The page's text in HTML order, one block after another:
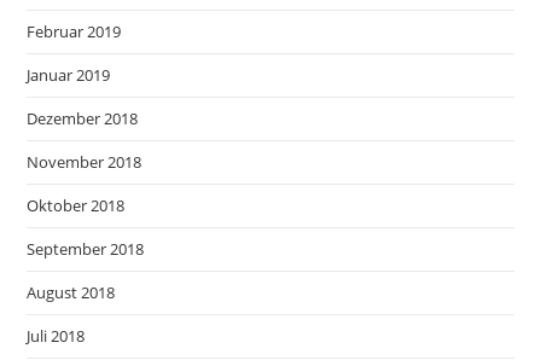
Februar 2019
Januar 2019
Dezember 2018
November 2018
Oktober 2018
September 2018
August 2018
Juli 2018